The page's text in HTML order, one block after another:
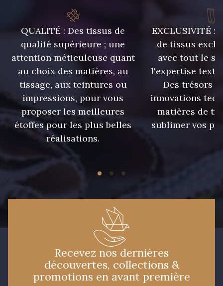
QUALITÉ : Des tissus de
qualité supérieure ; une
attention méticuleuse quant
au choix des matières, au
tissage, aux teintures ou
impressions, pour vous
proposer les meilleures
étoffes pour les plus belles
réalisations.
EXCLUSIVITÉ :
de tissus
avec tout le
l'expertise
Des trésors
innovations
matières de
sublimer vos
Recevez nos dernières
découvertes, collections &
promotions en avant première